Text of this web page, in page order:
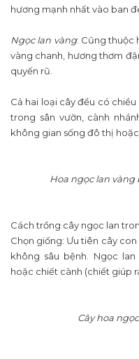
hương mạnh nhất vào ban
Ngọc lan vàng: Cũng thuộc
vàng chanh, hương thơm
quyến rũ.
Cả hai loại cây đều có
trong sân vườn, cành
không gian sống đô thị hoặc
Hoa ngọc lan
Cách trồng cây ngọc lan
Chọn giống: Ưu tiên cây
không sâu bệnh. Ngọc
hoặc chiết cành (chiết giúp
Cây hoa